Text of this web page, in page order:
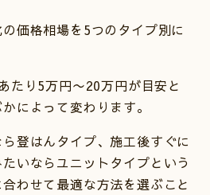
価格相場を5つのタイプ別に
たり5万円〜20万円が目安と
によって変わります。
登はんタイプ、施工後すぐに
いならユニットタイプという
わせて最適な方法を選ぶこと